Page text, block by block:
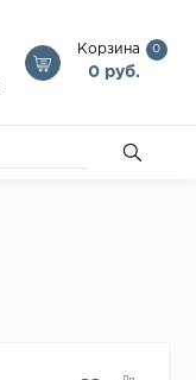
Корзина 0
0 руб.